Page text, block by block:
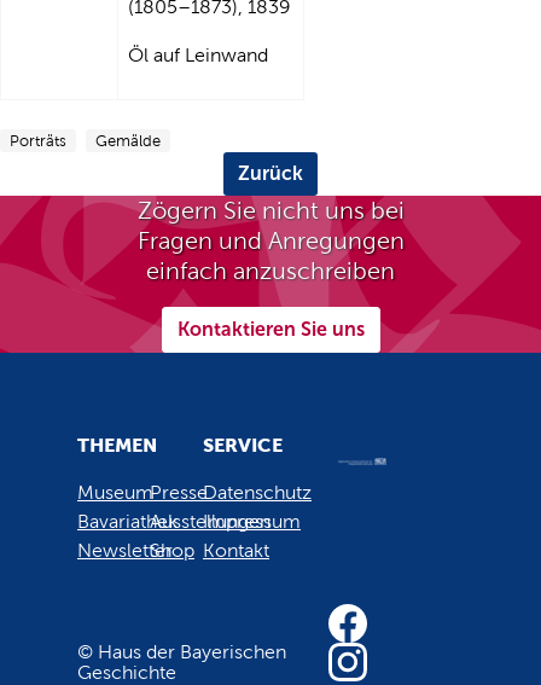
(1805–1873), 1839
Öl auf Leinwand
Porträts Gemälde
Zurück
Zögern Sie nicht uns bei
Fragen und Anregungen
einfach anzuschreiben
Kontaktieren Sie uns
THEMEN
Museum
Bavariathek
Newsletter
Presse
Ausstellungen
Shop
SERVICE
Datenschutz
Impressum
Kontakt
© Haus der Bayerischen
Geschichte